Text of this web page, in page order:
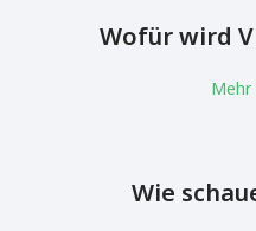
Wofür wird
Mehr
Wie